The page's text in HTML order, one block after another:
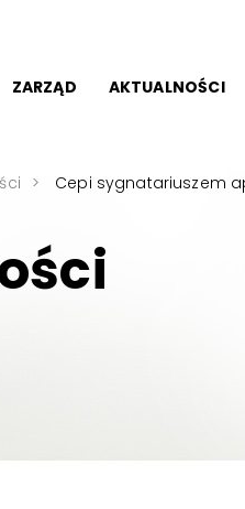
ZARZĄD AKTUALNOŚCI
Cepi sygnatariuszem